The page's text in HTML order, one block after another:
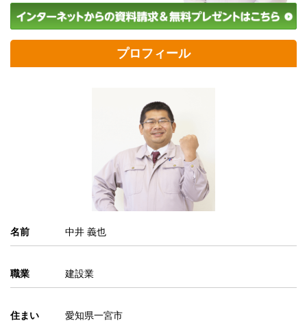
プロフィール
名前 中井 義也
職業 建設業
住まい 愛知県一宮市